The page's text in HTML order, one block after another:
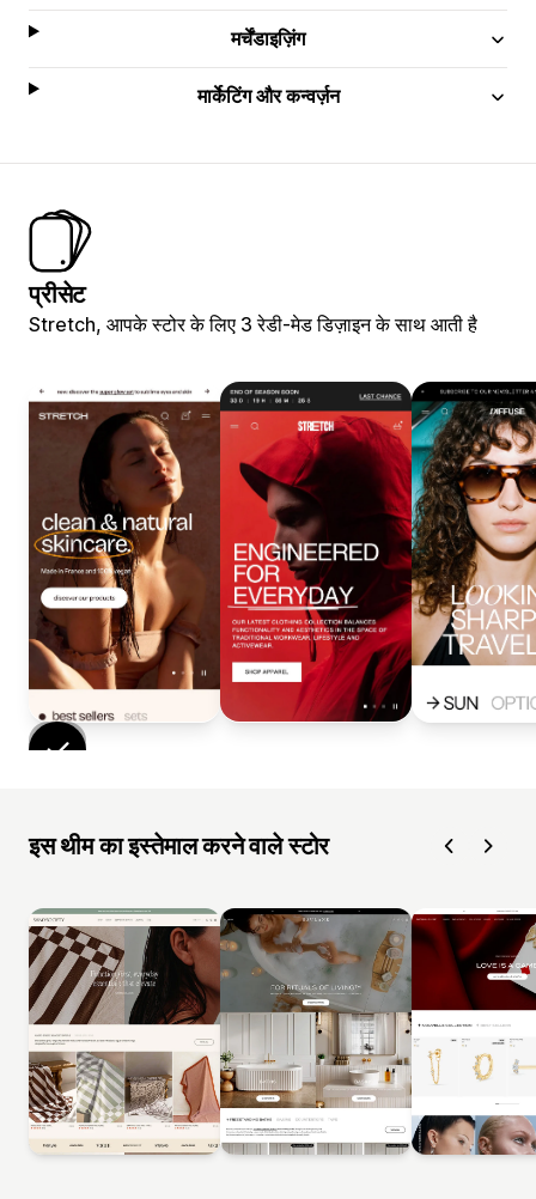
मर्चेंडाइज़िंग
मार्केटिंग और कन्वर्ज़न
प्रीसेट
Stretch, आपके स्टोर के लिए 3 रेडी-मेड डिज़ाइन के साथ आती है
इस थीम का इस्तेमाल करने वाले स्टोर